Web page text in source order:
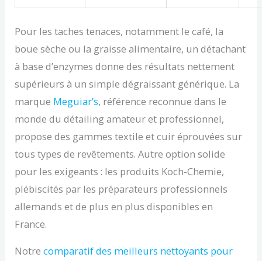
Pour les taches tenaces, notamment le café, la
boue sèche ou la graisse alimentaire, un détachant
à base d’enzymes donne des résultats nettement
supérieurs à un simple dégraissant générique. La
marque Meguiar’s, référence reconnue dans le
monde du détailing amateur et professionnel,
propose des gammes textile et cuir éprouvées sur
tous types de revêtements. Autre option solide
pour les exigeants : les produits Koch-Chemie,
plébiscités par les préparateurs professionnels
allemands et de plus en plus disponibles en
France.
Notrecomparatif des meilleurs nettoyants pour